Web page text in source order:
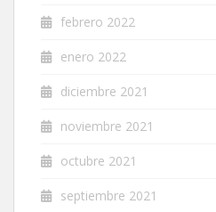
febrero 2022
enero 2022
diciembre 2021
noviembre 2021
octubre 2021
septiembre 2021